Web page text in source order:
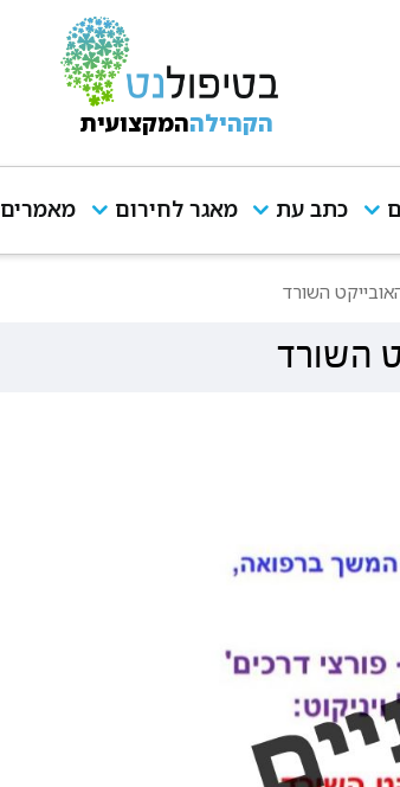
הקהילההמקצועית
כתב עת מאגר לחירום מאמרים
השורד
השורד